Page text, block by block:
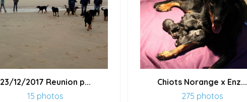
23/12/2017 Reunion p...
15 photos
Chiots Norange x Enz...
275 photos